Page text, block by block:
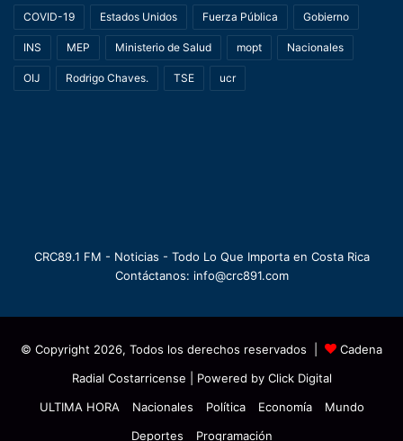
COVID-19 Estados Unidos Fuerza Pública Gobierno
INS MEP Ministerio de Salud mopt Nacionales
OIJ Rodrigo Chaves. TSE ucr
CRC89.1 FM - Noticias - Todo Lo Que Importa en Costa Rica
Contáctanos: info@crc891.com
© Copyright 2026, Todos los derechos reservados |
Cadena
Radial Costarricense | Powered by Click Digital
ULTIMA HORA
Nacionales Política Economía
Mundo
Deportes
Programación